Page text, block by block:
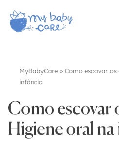
MyBabyCare » Como escovar os
infância
Como escovar
Higiene oral